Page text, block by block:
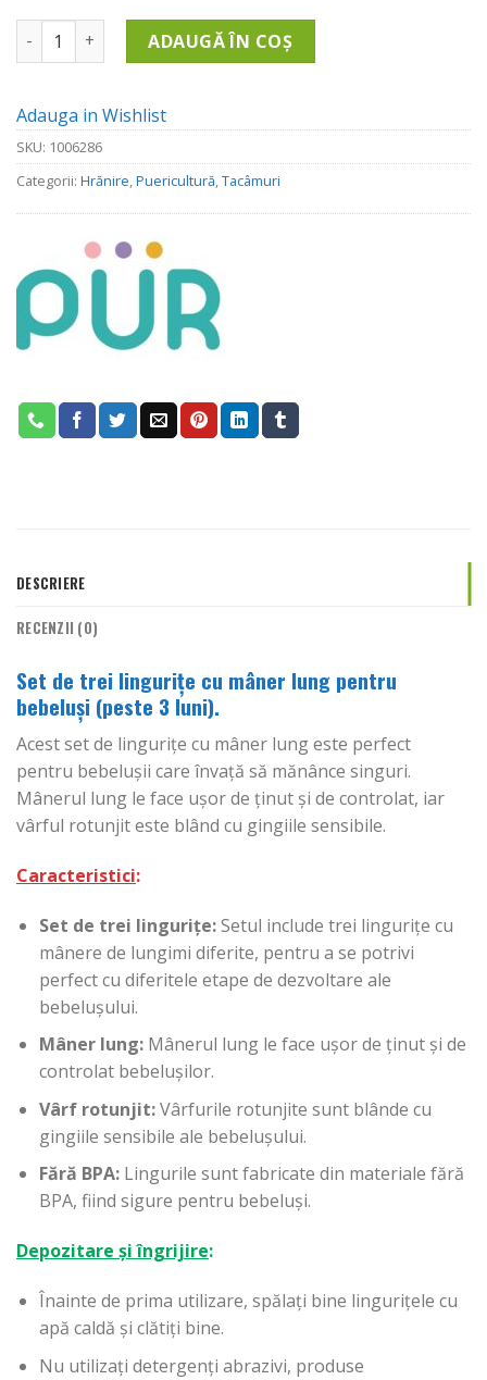
Cantitate Set Linguri Cu Maner Lung, +3 Luni, 3Buc
ADAUGĂ ÎN COȘ
Adauga in Wishlist
SKU: 1006286
Categorii: Hrănire,Puericultură,Tacâmuri
DESCRIERE
RECENZII (0)
Set de trei lingurițe cu mâner lung pentru
bebeluși (peste 3 luni).
Acest set de lingurițe cu mâner lung este perfect
pentru bebelușii care învață să mănânce singuri.
Mânerul lung le face ușor de ținut și de controlat, iar
vârful rotunjit este blând cu gingiile sensibile.
Caracteristici:
Set de trei lingurițe:Setul include trei lingurițe cu
mânere de lungimi diferite, pentru a se potrivi
perfect cu diferitele etape de dezvoltare ale
bebelușului.
Mâner lung:Mânerul lung le face ușor de ținut și de
controlat bebelușilor.
Vârf rotunjit:Vârfurile rotunjite sunt blânde cu
gingiile sensibile ale bebelușului.
Fără BPA:Lingurile sunt fabricate din materiale fără
BPA, fiind sigure pentru bebeluși.
Depozitare și îngrijire:
Înainte de prima utilizare, spălați bine lingurițele cu
apă caldă și clătiți bine.
Nu utilizați detergenți abrazivi, produse